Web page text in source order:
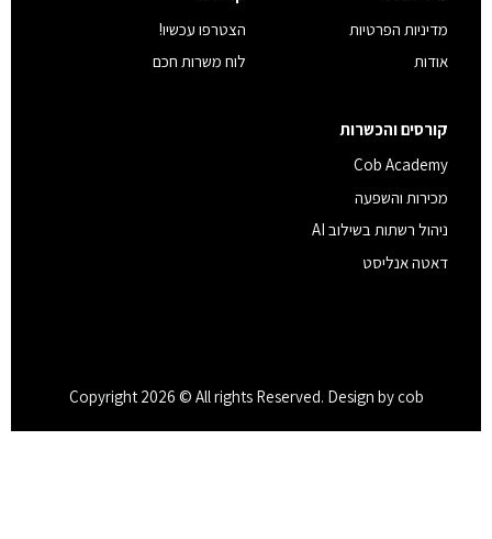
מדיניות הפרטיות
אודות
הצטרפו עכשיו!
לוח משרות חכם
קורסים והכשרות
Cob Academy
מכירות והשפעה
ניהול רשתות בשילוב AI
דאטה אנליסט
Copyright 2026 © All rights Reserved. Design by cob